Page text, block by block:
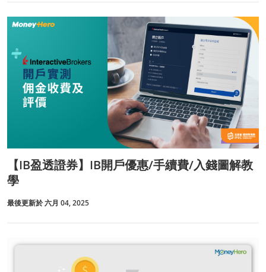
【IB盈透證券】IB開戶優惠/手續費/入錢圖解教
學
最後更新於 六月 04, 2025